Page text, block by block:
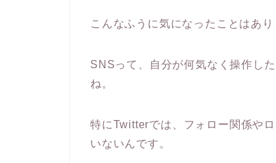
こんなふうに気になったことはあり
SNSって、自分が何気なく操作し
ね。
特にTwitterでは、フォロー関係や
いないんです。